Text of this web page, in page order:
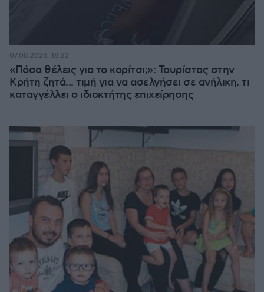
«Πόσα θέλεις για το κορίτσι;»: Τουρίστας στην
Κρήτη ζητά... τιμή για να ασελγήσει σε ανήλικη, τι
καταγγέλλει ο ιδιοκτήτης επιχείρησης
07.08.2026, 18:22